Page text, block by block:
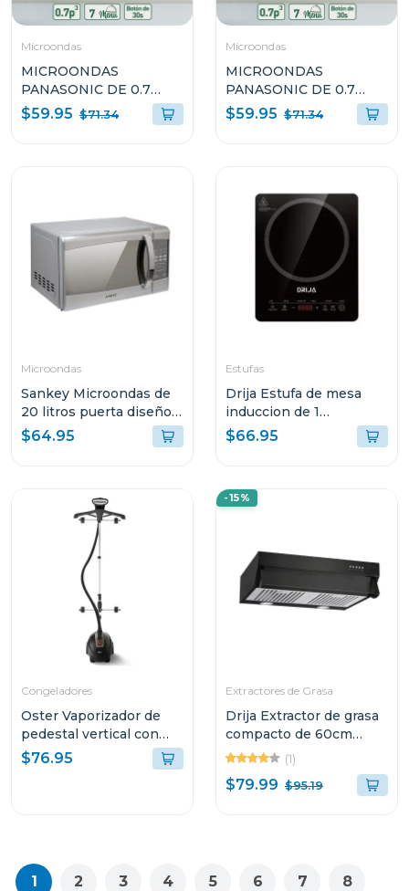
Microondas
MICROONDAS
PANASONIC DE 0.7
CUFT COLOR GRIS
700W NNSB25JMRUH
$59.95 $71.34
Microondas
MICROONDAS
PANASONIC DE 0.7
CUFT COLOR NEGRO
700W NNSB25JBRUH
$59.95 $71.34
Microondas
Sankey Microondas de
20 litros puerta diseño
espejo mw758
$64.95
Estufas
Drija Estufa de mesa
induccion de 1
quemador vitroceramica
munich
$66.95
Congeladores
Oster Vaporizador de
pedestal vertical con
gancho de pantalon
$76.95
-15%
Extractores de Grasa
Drija Extractor de grasa
compacto de 60cm
color negro
(1)
$79.99 $95.19
1 2 3 4 5 6 7 8